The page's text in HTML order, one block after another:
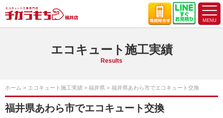
エコキュート施工実績
Results
ホーム エコキュート施工実績 福井県 福井県あわら市でエコキュート交換
福井県あわら市でエコキュート交換